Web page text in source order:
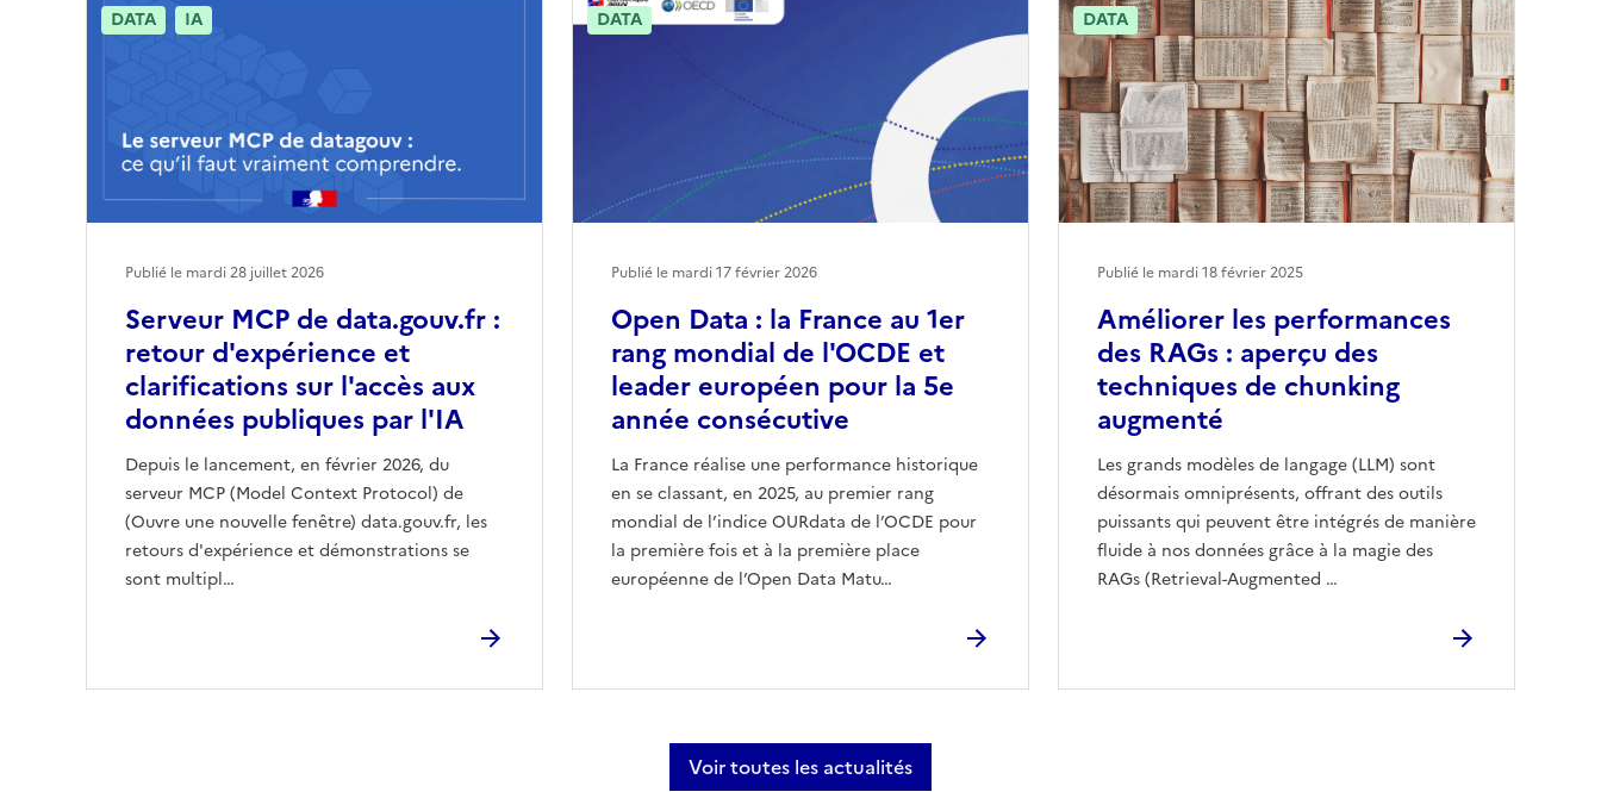
Serveur MCP de data.gouv.fr :
retour d'expérience et
clarifications sur l'accès aux
données publiques par l'IA
Depuis le lancement, en février 2026, du
serveur MCP (Model Context Protocol) de
(Ouvre une nouvelle fenêtre) data.gouv.fr, les
retours d'expérience et démonstrations se
sont multipl…
Publié le mardi 28 juillet 2026
DATA IA
Open Data : la France au 1er
rang mondial de l'OCDE et
leader européen pour la 5e
année consécutive
La France réalise une performance historique
en se classant, en 2025, au premier rang
mondial de l’indice OURdata de l’OCDE pour
la première fois et à la première place
européenne de l’Open Data Matu…
Publié le mardi 17 février 2026
DATA
Améliorer les performances
des RAGs : aperçu des
techniques de chunking
augmenté
Les grands modèles de langage (LLM) sont
désormais omniprésents, offrant des outils
puissants qui peuvent être intégrés de manière
fluide à nos données grâce à la magie des
RAGs (Retrieval-Augmented …
Publié le mardi 18 février 2025
DATA
Voir toutes les actualités